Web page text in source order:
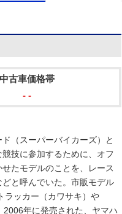
中古車価格帯
- -
（スーパーバイカーズ）と
技に参加するために、オフ
たモデルのことを、レース
と呼んでいた。市販モデル
ラッカー（カワサキ）や
年に発売された、ヤマハ